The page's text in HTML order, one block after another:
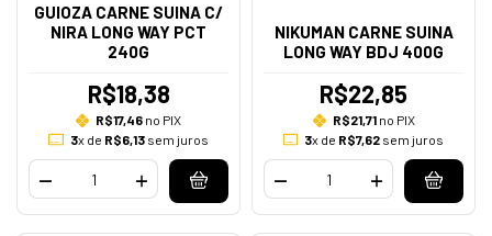
GUIOZA CARNE SUINA C/
NIRA LONG WAY PCT
240G
R$18,38
R$17,46 no PIX
3x de R$6,13sem juros
NIKUMAN CARNE SUINA
LONG WAY BDJ 400G
R$22,85
R$21,71no PIX
3x de R$7,62 sem juros